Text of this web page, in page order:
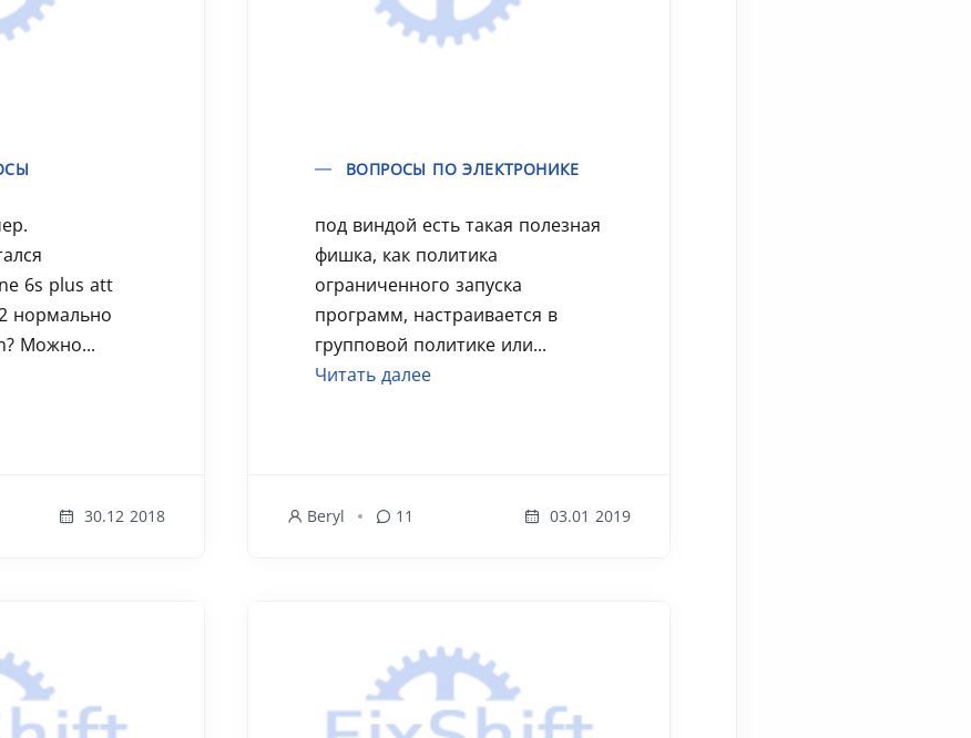
6s plus att
нормально
Можно...
30.12 2018
ВОПРОСЫ ПО ЭЛЕКТРОНИКЕ
под виндой есть такая полезная
фишка, как политика
ограниченного запуска
программ, настраивается в
групповой политике или...
Читать далее
Beryl 11 03.01 2019